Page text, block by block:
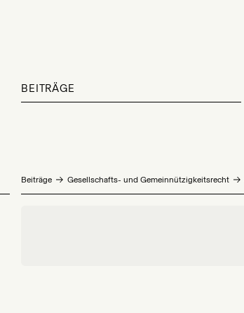
BEITRÄGE
Beiträge Gesellschafts- und Gemeinnützigkeitsrecht